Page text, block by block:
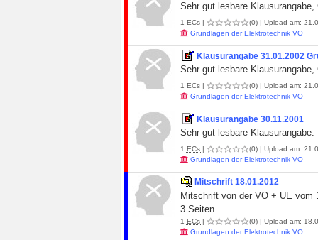
Sehr gut lesbare Klausurangabe,
1 ECs | (0) | Upload am:
Grundlagen der Elektrotechnik VO
Klausurangabe 31.01.2002
Sehr gut lesbare Klausurangabe,
1 ECs | (0) | Upload am:
Grundlagen der Elektrotechnik VO
Klausurangabe 30.11.2001
Sehr gut lesbare Klausurangabe.
1 ECs | (0) | Upload am:
Grundlagen der Elektrotechnik VO
Mitschrift 18.01.2012
Mitschrift von der VO + UE vom
3 Seiten
1 ECs | (0) | Upload am:
Grundlagen der Elektrotechnik VO